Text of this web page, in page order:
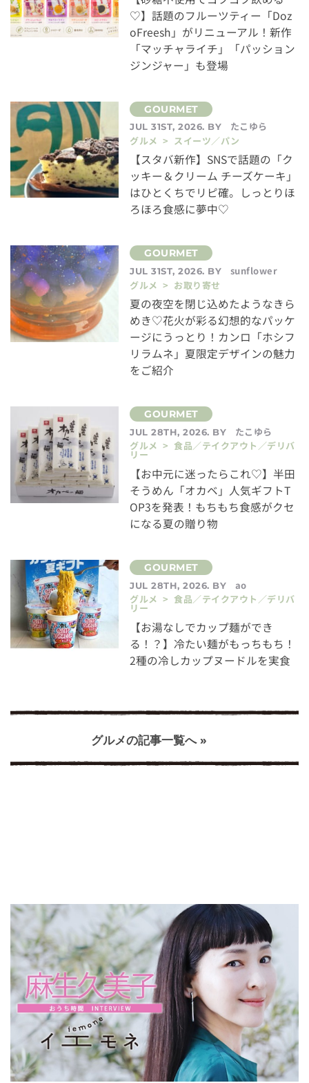
♡】話題のフルーツティー「Doz
oFreesh」がリニューアル！新作
「マッチャライチ」「パッション
ジンジャー」も登場
JUL 31ST, 2026. BY
たこゆら
グルメ > スイーツ／パン
【スタバ新作】SNSで話題の「ク
ッキー＆クリーム チーズケーキ」
はひとくちでリピ確。しっとりほ
ろほろ食感に夢中♡
JUL 31ST, 2026. BY
sunflower
グルメ > お取り寄せ
夏の夜空を閉じ込めたようなきら
めき♡花火が彩る幻想的なパッケ
ージにうっとり！カンロ「ホシフ
リラムネ」夏限定デザインの魅力
をご紹介
JUL 28TH, 2026. BY
たこゆら
グルメ > 食品／テイクアウト／デリバ
リー
【お中元に迷ったらこれ♡】半田
そうめん「オカベ」人気ギフトT
OP3を発表！もちもち食感がクセ
になる夏の贈り物
JUL 28TH, 2026. BY
ao
グルメ > 食品／テイクアウト／デリバ
リー
【お湯なしでカップ麺ができ
る！？】冷たい麺がもっちもち！
2種の冷しカップヌードルを実食
グルメの記事一覧へ »